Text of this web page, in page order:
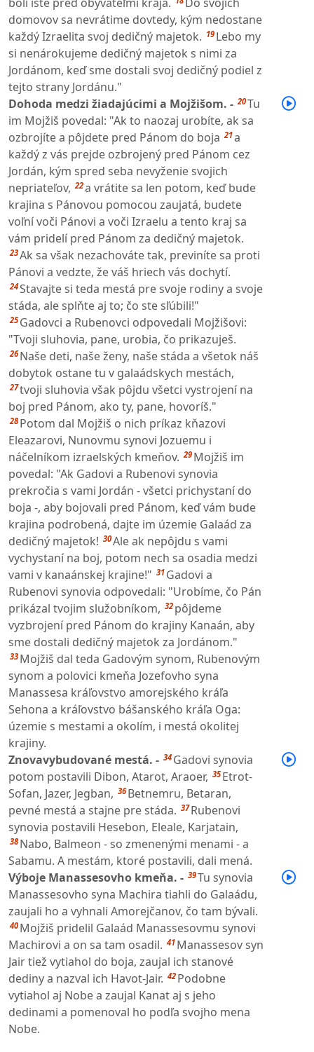
domovov sa nevrátime dovtedy, kým nedostane
každý Izraelita svoj dedičný majetok. 19 Lebo my
si nenárokujeme dedičný majetok s nimi za
Jordánom, keď sme dostali svoj dedičný podiel z
tejto strany Jordánu."
Dohoda medzi žiadajúcimi a Mojžišom. - 20Tu
im Mojžiš povedal: "Ak to naozaj urobíte, ak sa
ozbrojíte a pôjdete pred Pánom do boja 21a
každý z vás prejde ozbrojený pred Pánom cez
Jordán, kým spred seba nevyženie svojich
nepriateľov, 22a vrátite sa len potom, keď bude
krajina s Pánovou pomocou zaujatá, budete
voľní voči Pánovi a voči Izraelu a tento kraj sa
vám pridelí pred Pánom za dedičný majetok.
23Ak sa však nezachováte tak, previníte sa proti
Pánovi a vedzte, že váš hriech vás dochytí.
24Stavajte si teda mestá pre svoje rodiny a svoje
stáda, ale splňte aj to; čo ste sľúbili!"
25 Gadovci a Rubenovci odpovedali Mojžišovi:
"Tvoji sluhovia, pane, urobia, čo prikazuješ.
26 Naše deti, naše ženy, naše stáda a všetok náš
dobytok ostane tu v galaádskych mestách,
27tvoji sluhovia však pôjdu všetci vystrojení na
boj pred Pánom, ako ty, pane, hovoríš."
28 Potom dal Mojžiš o nich príkaz kňazovi
Eleazarovi, Nunovmu synovi Jozuemu i
náčelníkom izraelských kmeňov. 29 Mojžiš im
povedal: "Ak Gadovi a Rubenovi synovia
prekročia s vami Jordán - všetci prichystaní do
boja -, aby bojovali pred Pánom, keď vám bude
krajina podrobená, dajte im územie Galaád za
dedičný majetok! 30Ale ak nepôjdu s vami
vychystaní na boj, potom nech sa osadia medzi
vami v kanaánskej krajine!" 31 Gadovi a
Rubenovi synovia odpovedali: "Urobíme, čo Pán
prikázal tvojim služobníkom, 32 pôjdeme
vyzbrojení pred Pánom do krajiny Kanaán, aby
sme dostali dedičný majetok za Jordánom."
33 Mojžiš dal teda Gadovým synom, Rubenovým
synom a polovici kmeňa Jozefovho syna
Manassesa kráľovstvo amorejského kráľa
Sehona a kráľovstvo bášanského kráľa Oga:
územie s mestami a okolím, i mestá okolitej
krajiny.
Znovavybudované mestá. - 34 Gadovi synovia
potom postavili Dibon, Atarot, Araoer, 35 Etrot-
Sofan, Jazer, Jegban, 36 Betnemru, Betaran,
pevné mestá a stajne pre stáda. 37 Rubenovi
synovia postavili Hesebon, Eleale, Karjatain,
38 Nabo, Balmeon - so zmenenými menami - a
Sabamu. A mestám, ktoré postavili, dali mená.
Výboje Manassesovho kmeňa. - 39Tu synovia
Manassesovho syna Machira tiahli do Galaádu,
zaujali ho a vyhnali Amorejčanov, čo tam bývali.
40 Mojžiš pridelil Galaád Manassesovmu synovi
Machirovi a on sa tam osadil. 41 Manassesov syn
Jair tiež vytiahol do boja, zaujal ich stanové
dediny a nazval ich Havot-Jair. 42 Podobne
vytiahol aj Nobe a zaujal Kanat aj s jeho
dedinami a pomenoval ho podľa svojho mena
Nobe.